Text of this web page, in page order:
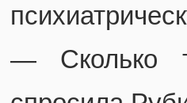
— Сколько